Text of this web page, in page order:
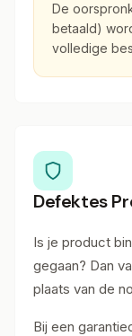
De
betaald)
volledige
Defektes
Is je product
gegaan? Dan
plaats van de
Bij een